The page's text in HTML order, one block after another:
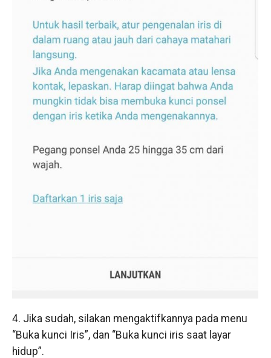
4. Jika sudah, silakan mengaktifkannya pada menu
“Buka kunci Iris”, dan “Buka kunci iris saat layar
hidup”.